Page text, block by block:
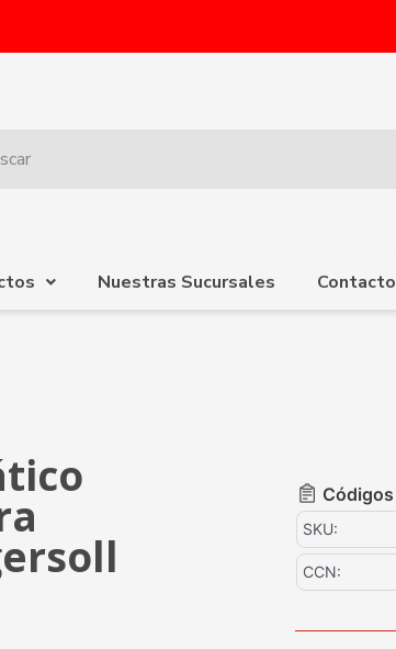
Nuestras Sucursales Contacto
Códigos
SKU:
CCN: